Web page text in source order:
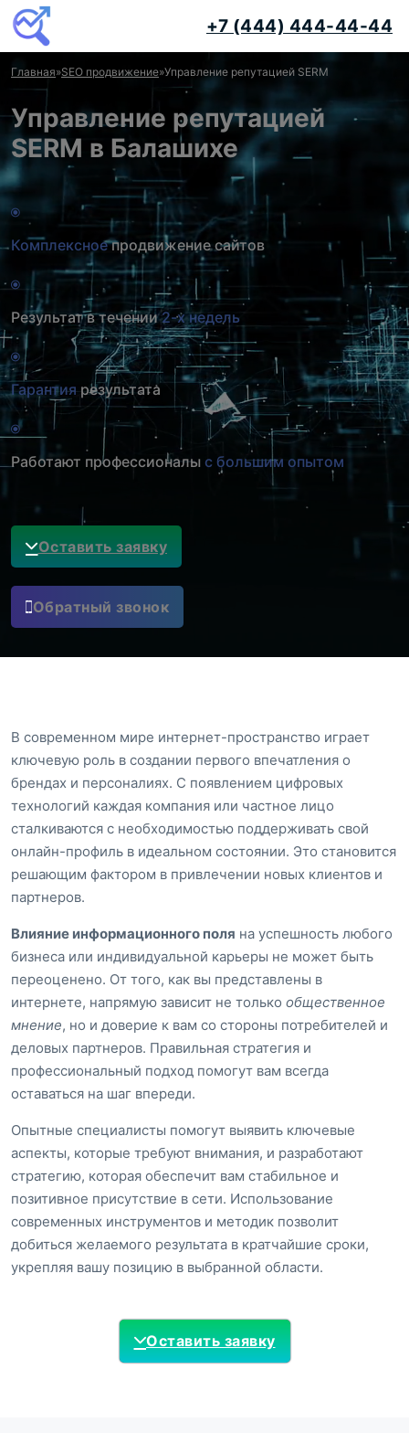
+7 (444) 444-44-44
Главная»SEO продвижение»Управление репутацией SERM
Управление репутацией
SERM в Балашихе
Комплексноепродвижение сайтов
Результат в течении2-х недель
Гарантиярезультата
Работают профессионалы с большим опытом
Оставить заявку
Обратный звонок
В современном мире интернет-пространство играет
ключевую роль в создании первого впечатления о
брендах и персоналиях. С появлением цифровых
технологий каждая компания или частное лицо
сталкиваются с необходимостью поддерживать свой
онлайн-профиль в идеальном состоянии. Это становится
решающим фактором в привлечении новых клиентов и
партнеров.
Влияние информационного поля на успешность любого
бизнеса или индивидуальной карьеры не может быть
переоценено. От того, как вы представлены в
интернете, напрямую зависит не только общественное
мнение, но и доверие к вам со стороны потребителей и
деловых партнеров. Правильная стратегия и
профессиональный подход помогут вам всегда
оставаться на шаг впереди.
Опытные специалисты помогут выявить ключевые
аспекты, которые требуют внимания, и разработают
стратегию, которая обеспечит вам стабильное и
позитивное присутствие в сети. Использование
современных инструментов и методик позволит
добиться желаемого результата в кратчайшие сроки,
укрепляя вашу позицию в выбранной области.
Оставить заявку